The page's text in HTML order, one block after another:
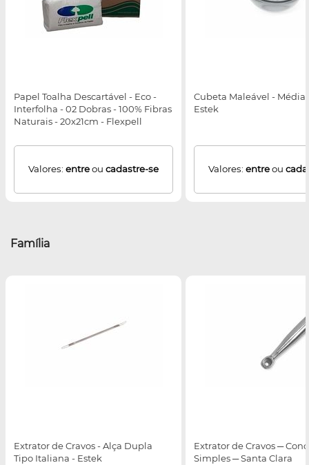
Papel Toalha Descartável - Eco -
Interfolha - 02 Dobras - 100% Fibras
Naturais - 20x21cm - Flexpell
Valores: entreou cadastre-se
Cubeta Maleável - Média
Estek
Valores: entreou
Família
Extrator de Cravos - Alça Dupla
Tipo Italiana - Estek
Extrator de Cravos ─
Simples ─ Santa Clara